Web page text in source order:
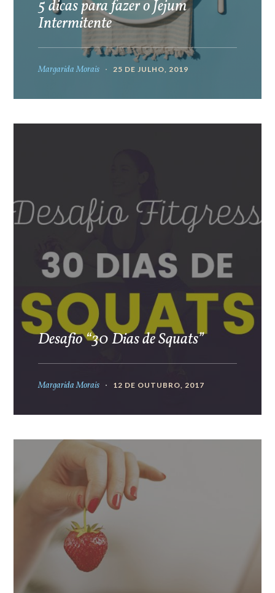
5 dicas para fazer o Jejum
Intermitente
Margarida Morais 25 DE JULHO, 2019
Desafio “30 Dias de Squats”
Margarida Morais 12 DE OUTUBRO, 2017